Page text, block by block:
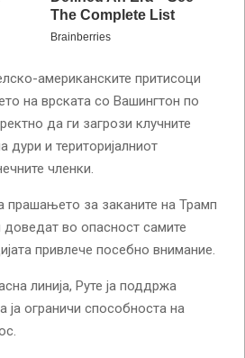
американските притисоци
на врската со Вашингтон по
да ги загрози клучните
дури и територијалниот
членки.
прашањето за заканите на Трамп
во опасност самите
привлече посебно внимание.
линија, Руте ја поддржа
ја ограничи способноста на